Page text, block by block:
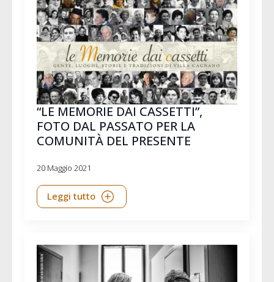
“LE MEMORIE DAI CASSETTI”,
FOTO DAL PASSATO PER LA
COMUNITÀ DEL PRESENTE
20 Maggio 2021
Leggi tutto